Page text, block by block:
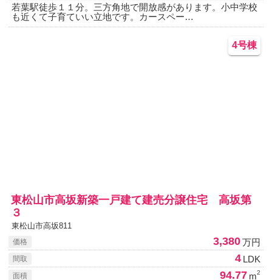
若葉駅徒歩１１分。三方角地で開放感があります。小中学校
も近くて子育ていい立地です。カースペー…
4号棟
東松山市高坂新築一戸建て建売分譲住宅 高坂第
３
東松山市高坂811
価格 3,380 万円
間取 4 LDK
面積 94.77 m2